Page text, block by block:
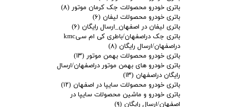
باتری خودرو محصولات جک کرمان موتور (۸)
باتری خودرو محصولات لیفان (۶)
باتری لیفان در اصفهان_ارسال رایگان (۶)
باتری جک دراصفهان/باطری کی ام سیkmc
دراصفهان/ارسال رایگان (۸)
باتری خودرو محصولات بهمن موتور (۱۳)
باتری خودرو های بهمن موتور دراصفهان/ارسال
رایگان دراصفهان (۱۳)
باتری خودرو محصولات سایپا در اصفهان (۱۲)
باتری خودرو و ماشین محصولات سایپا در
اصفهان/ارسال رایگان (۹)